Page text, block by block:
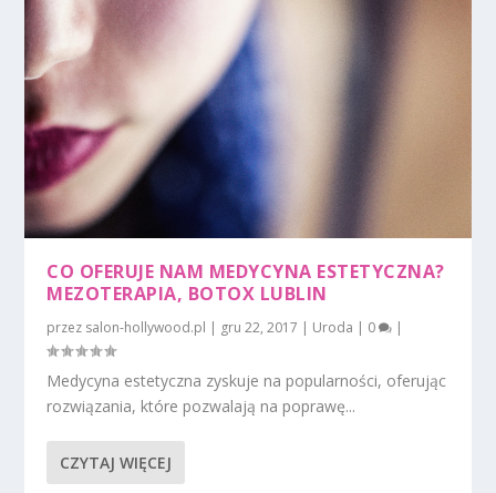
CO OFERUJE NAM MEDYCYNA ESTETYCZNA?
MEZOTERAPIA, BOTOX LUBLIN
przez salon-hollywood.pl | gru 22, 2017 | Uroda | 0 |
Medycyna estetyczna zyskuje na popularności, oferując
rozwiązania, które pozwalają na poprawę...
CZYTAJ WIĘCEJ